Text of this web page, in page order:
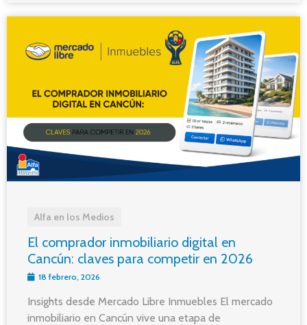
Alfa en los Medios
El comprador inmobiliario digital en
Cancún: claves para competir en 2026
18 febrero, 2026
Insights desde Mercado Libre Inmuebles El mercado
inmobiliario en Cancún vive una etapa de